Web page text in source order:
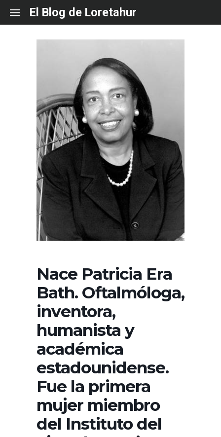
content
El Blog de Loretahur
Nace Patricia Era
Bath. Oftalmóloga,
inventora,
humanista y
académica
estadounidense.
Fue la primera
mujer miembro
del Instituto del